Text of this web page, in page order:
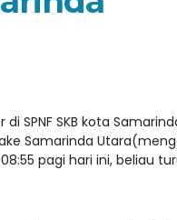
SPNF SKB kota
Samarinda
pagi hari ini, beliau